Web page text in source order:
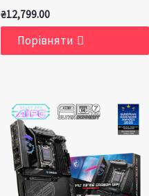
₴12,799.00
Порівняти